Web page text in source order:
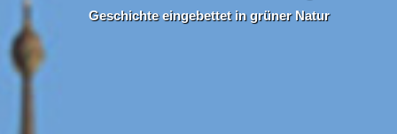
Geschichte eingebettet in grüner Natur